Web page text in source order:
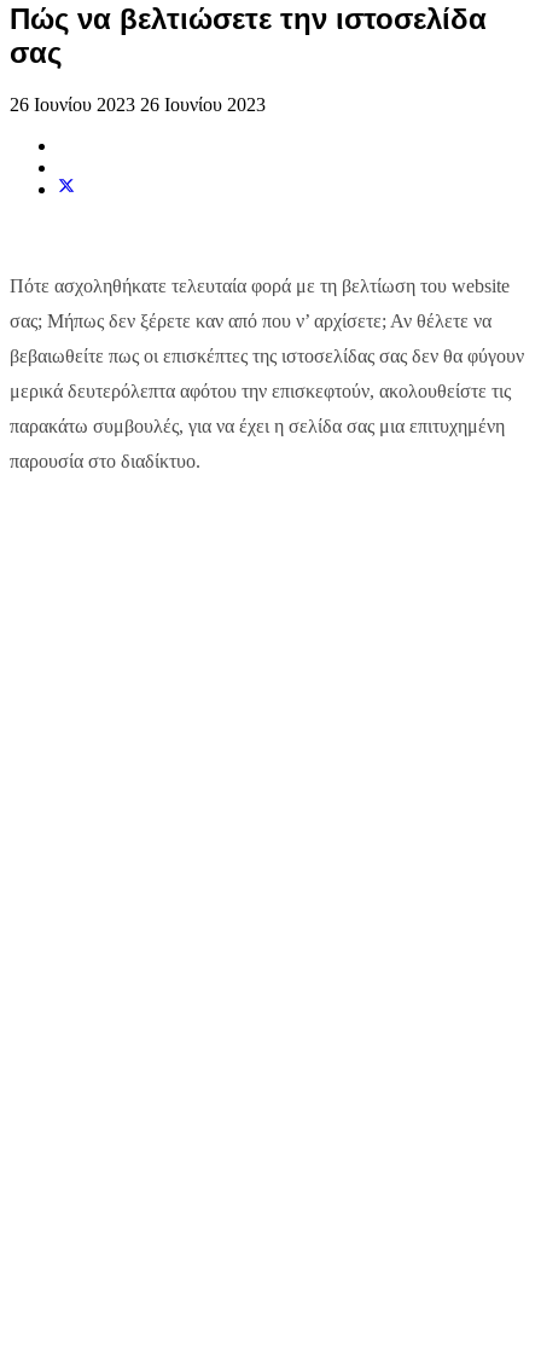
Πώς να βελτιώσετε την ιστοσελίδα
σας
26 Ιουνίου 2023 26 Ιουνίου 2023
Πότε ασχοληθήκατε τελευταία φορά με τη βελτίωση του website
σας; Μήπως δεν ξέρετε καν από που ν’ αρχίσετε; Αν θέλετε να
βεβαιωθείτε πως οι επισκέπτες της ιστοσελίδας σας δεν θα φύγουν
μερικά δευτερόλεπτα αφότου την επισκεφτούν, ακολουθείστε τις
παρακάτω συμβουλές, για να έχει η σελίδα σας μια επιτυχημένη
παρουσία στο διαδίκτυο.